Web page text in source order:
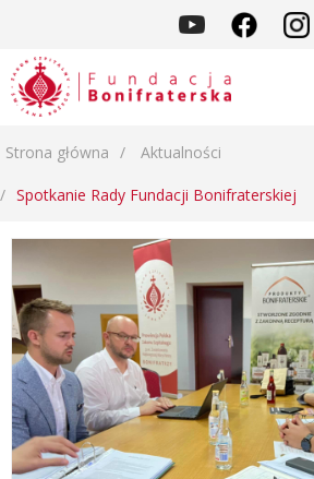
Strona główna Aktualności
Spotkanie Rady Fundacji Bonifraterskiej